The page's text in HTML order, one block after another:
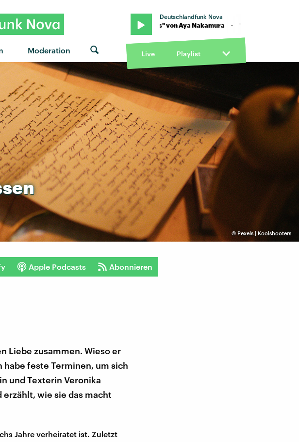
Moderation
Deutschlandfunk Nova
von Aya Nakamura · "No stress" von Aya Nakamura · "No stress" von Aya Nakamura
Live Playlist
© Pexels | Koolshooters
Apple Podcasts Abonnieren
Liebe zusammen. Wieso er
feste Terminen, um sich
und Texterin Veronika
wie sie das macht
Jahre verheiratet ist. Zuletzt